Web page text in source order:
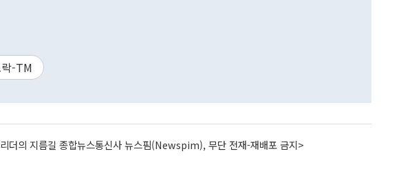
-TM
더의 지름길 종합뉴스통신사 뉴스핌(Newspim), 무단 전재-재배포 금지>